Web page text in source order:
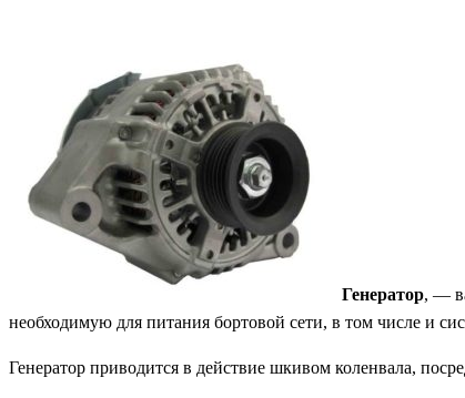
Генератор, —
необходимую для питания бортовой сети, в том числе и
Генератор приводится в действие шкивом коленвала,